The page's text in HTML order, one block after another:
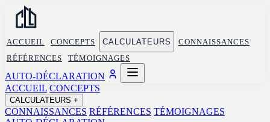
ACCUEIL CONCEPTS CALCULATEURS
CONNAISSANCES
RÉFÉRENCES
TÉMOIGNAGES
AUTO-DÉCLARATION
ACCUEIL CONCEPTS
CALCULATEURS +
CONNAISSANCES RÉFÉRENCES TÉMOIGNAGES